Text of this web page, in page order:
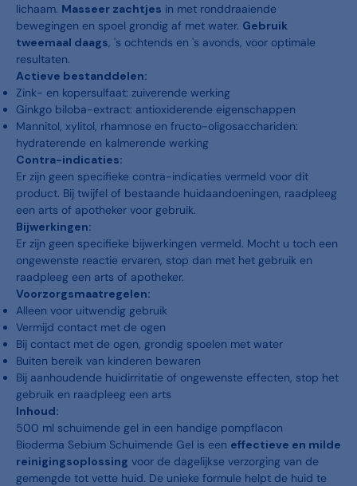
lichaam. Masseer zachtjes in met ronddraaiende
bewegingen en spoel grondig af met water. Gebruik
tweemaal daags, 's ochtends en 's avonds, voor optimale
resultaten.
Actieve bestanddelen:
Zink- en kopersulfaat: zuiverende werking
Ginkgo biloba-extract: antioxiderende eigenschappen
Mannitol, xylitol, rhamnose en fructo-oligosacchariden:
hydraterende en kalmerende werking
Contra-indicaties:
Er zijn geen specifieke contra-indicaties vermeld voor dit
product. Bij twijfel of bestaande huidaandoeningen, raadpleeg
een arts of apotheker voor gebruik.
Bijwerkingen:
Er zijn geen specifieke bijwerkingen vermeld. Mocht u toch een
ongewenste reactie ervaren, stop dan met het gebruik en
raadpleeg een arts of apotheker.
Voorzorgsmaatregelen:
Alleen voor uitwendig gebruik
Vermijd contact met de ogen
Bij contact met de ogen, grondig spoelen met water
Buiten bereik van kinderen bewaren
Bij aanhoudende huidirritatie of ongewenste effecten, stop het
gebruik en raadpleeg een arts
Inhoud:
500 ml schuimende gel in een handige pompflacon
Bioderma Sebium Schuimende Gel is een effectieve en milde
reinigingsoplossing voor de dagelijkse verzorging van de
gemengde tot vette huid. De unieke formule helpt de huid te